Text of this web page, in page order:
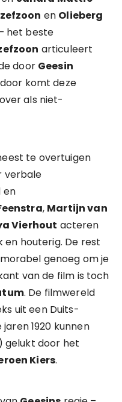
en Olieberg
het beste
articuleert
door Geesin
komt deze
als niet-
te overtuigen
verbale
en
, Martijn van
Vierhout acteren
en houterig. De rest
genoeg om je
van de film is toch
. De filmwereld
uit een Duits-
1920 kunnen
gelukt door het
Kiers.